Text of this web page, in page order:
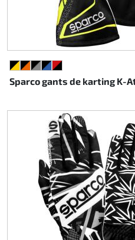
Sparco gants de karting K-
NOIR/JAUNE
NOIR/ORANGE FLUO
NOIR/GRIS
NOIR/BLEU
ROUGE/NOIR